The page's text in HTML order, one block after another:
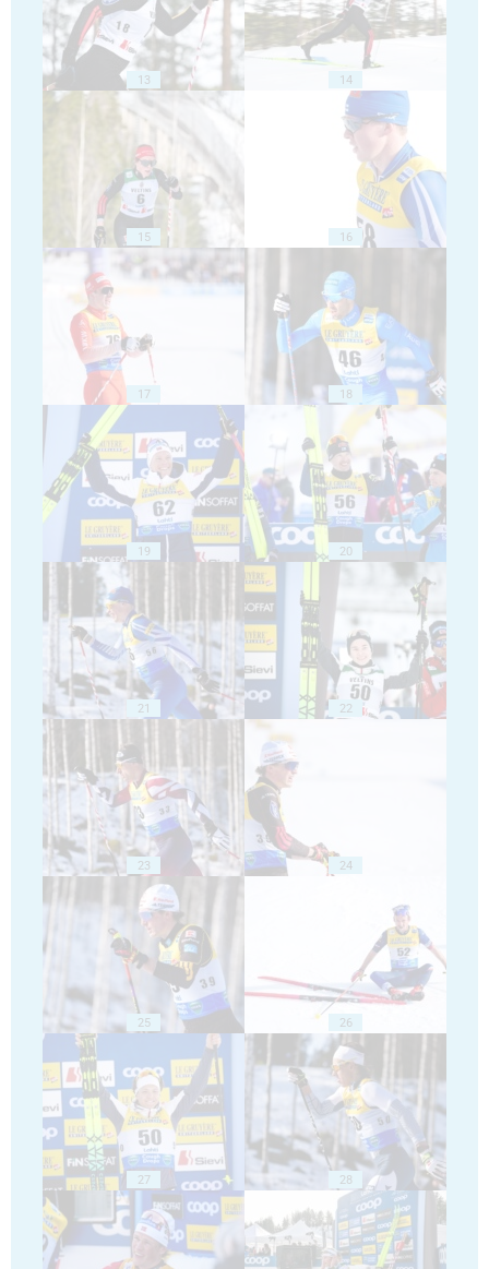
13 14
15 16
17 18
19 20
21 22
23 24
25 26
27 28